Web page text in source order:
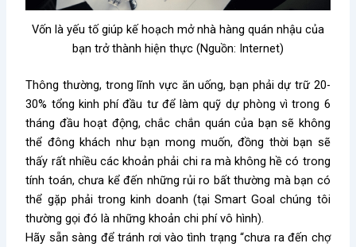
Vốn là yếu tố giúp kế hoạch mở nhà hàng quán nhậu của
bạn trở thành hiện thực (Nguồn: Internet)
Thông thường, trong lĩnh vực ăn uống, bạn phải dự trữ 20-
30% tổng kinh phí đầu tư để làm quỹ dự phòng vì trong 6
tháng đầu hoạt động, chắc chắn quán của bạn sẽ không
thể đông khách như bạn mong muốn, đồng thời bạn sẽ
thấy rất nhiều các khoản phải chi ra mà không hề có trong
tính toán, chưa kể đến những rủi ro bất thường mà bạn có
thể gặp phải trong kinh doanh (tại Smart Goal chúng tôi
thường gọi đó là những khoản chi phí vô hình).
Hãy sẵn sàng để tránh rơi vào tình trạng “chưa ra đến chợ